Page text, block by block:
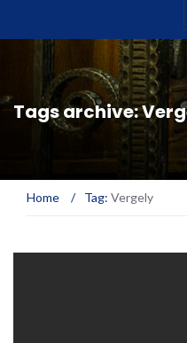
Tags archive:
Home / Tag: Vergely